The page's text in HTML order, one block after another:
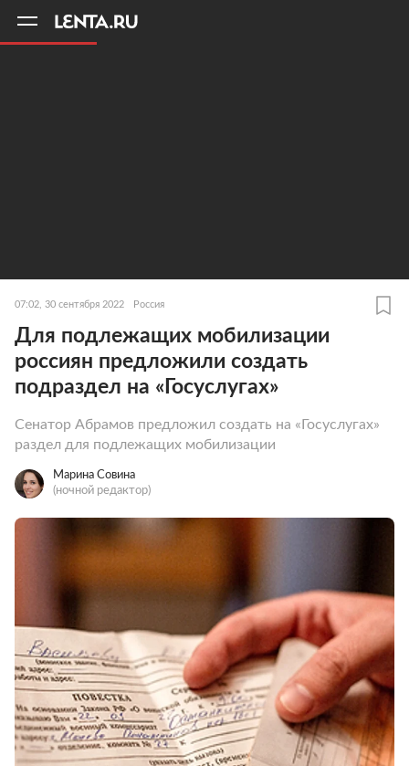
07:02, 30 сентября 2022 Россия
Для подлежащих мобилизации
россиян предложили создать
подраздел на «Госуслугах»
Сенатор Абрамов предложил создать на «Госуслугах»
раздел для подлежащих мобилизации
Марина Совина
(ночной редактор)